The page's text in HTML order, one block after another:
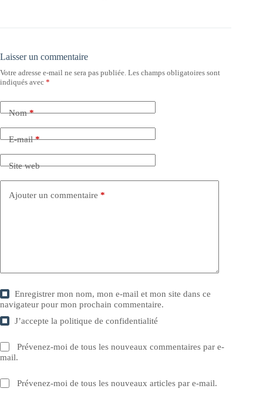
Laisser un commentaire
Votre adresse e-mail ne sera pas publiée. Les champs obligatoires sont
indiqués avec *
Nom*
E-mail*
Site web
Ajouter un commentaire *
Enregistrer mon nom, mon e-mail et mon site dans ce
navigateur pour mon prochain commentaire.
J’accepte lapolitique de confidentialité
Prévenez-moi de tous les nouveaux commentaires par e-
mail.
Prévenez-moi de tous les nouveaux articles par e-mail.